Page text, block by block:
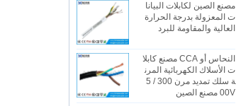
مصنع الصين لكابلات البيانا
ت المعزولة بدرجة الحرارة
العالية والمقاومة للبرد
النحاس أو CCA مصنع كابلا
ت الأسلاك الكهربائية المرن
ة سلك تمديد مرن 300 / 5
00V مصنع الصين